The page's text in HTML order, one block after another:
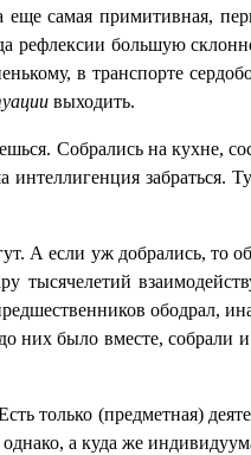
самая примитивная,
рефлексии большую
в транспорте
выходить.
Собрались на кухне,
забраться.
А если уж добрались, то
тысячелетий
ободрал,
них было вместе,
только (предметная)
а куда же